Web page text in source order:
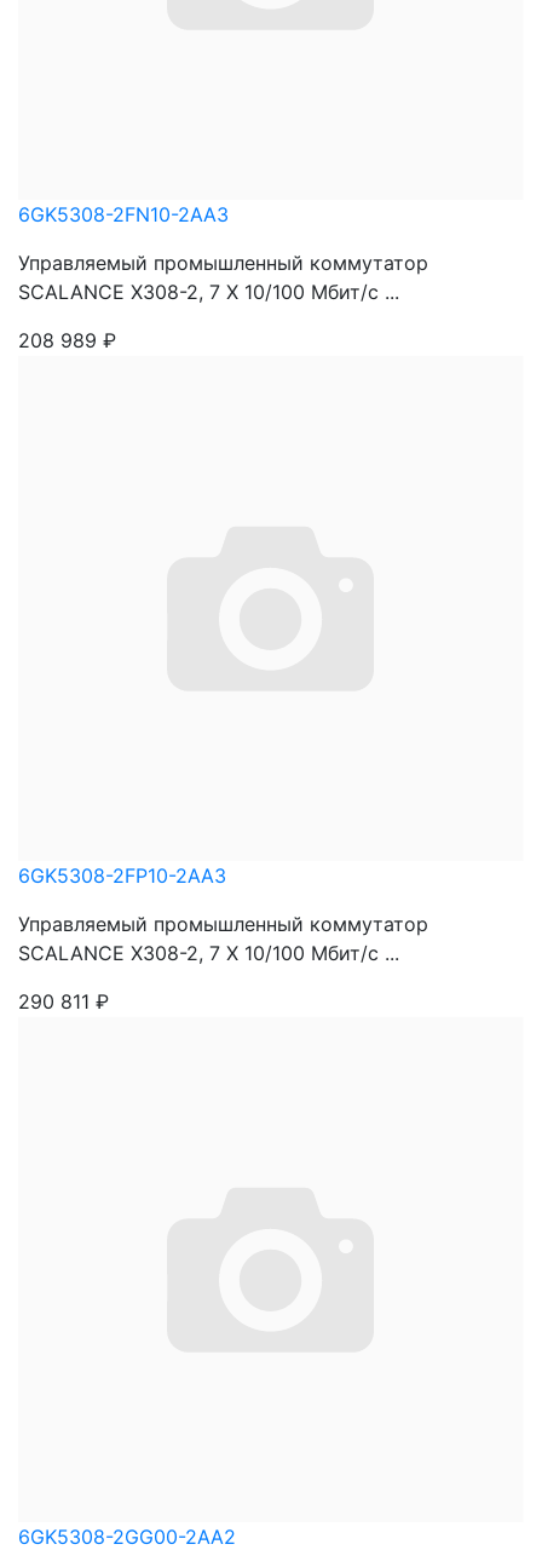
6GK5308-2FN10-2AA3
Управляемый промышленный коммутатор
SCALANCE X308-2, 7 X 10/100 Mбит/c ...
208 989 ₽
6GK5308-2FP10-2AA3
Управляемый промышленный коммутатор
SCALANCE X308-2, 7 X 10/100 Mбит/c ...
290 811 ₽
6GK5308-2GG00-2AA2